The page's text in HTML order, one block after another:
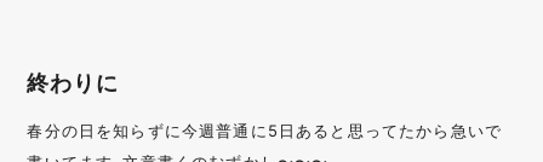
終わりに
春分の日を知らずに今週普通に5日あると思ってたから急いで